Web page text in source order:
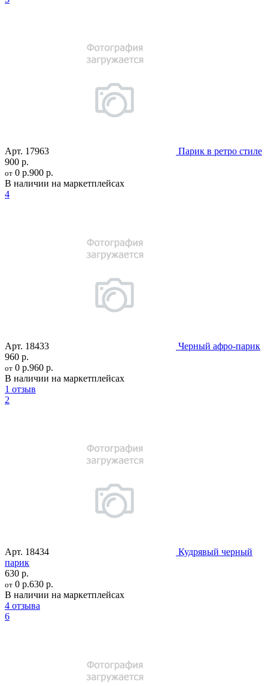
Арт. 17963
Парик в ретро стиле
900 р.
от 0 р.900 р.
В наличии на маркетплейсах
4
Арт. 18433
Черный афро-парик
960 р.
от 0 р.960 р.
В наличии на маркетплейсах
1 отзыв
2
Арт. 18434
Кудрявый черный
парик
630 р.
от 0 р.630 р.
В наличии на маркетплейсах
4 отзыва
6